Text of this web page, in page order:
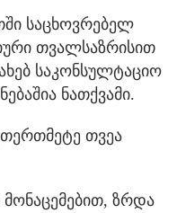
საცხოვრებელ
თვალსაზრისით
საკონსულტაციო
ნათქვამი.
თვეა
მონაცემებით, ზრდა